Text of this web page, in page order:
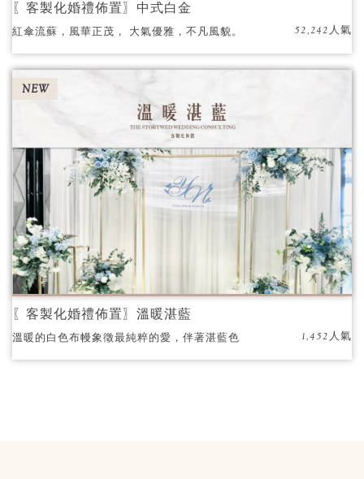
〖客製化婚禮佈置〗中式白金
紅傘流蘇，風華正茂， 大氣優雅，不凡風貌。 52,242人氣
NEW
〖客製化婚禮佈置〗溫暖湛藍
溫暖的白色布幔象徵最純粹的愛，伴著湛藍色
的花藝點綴，就像人生下個階段，我們彼此陪
1,452人氣